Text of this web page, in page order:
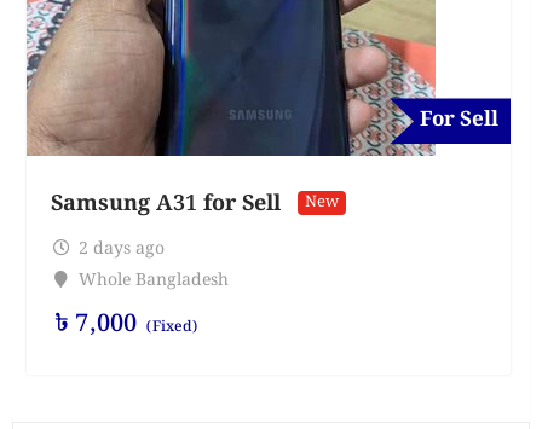
For Sell
Samsung A31 for Sell New
2 days ago
Whole Bangladesh
৳ 7,000 (Fixed)